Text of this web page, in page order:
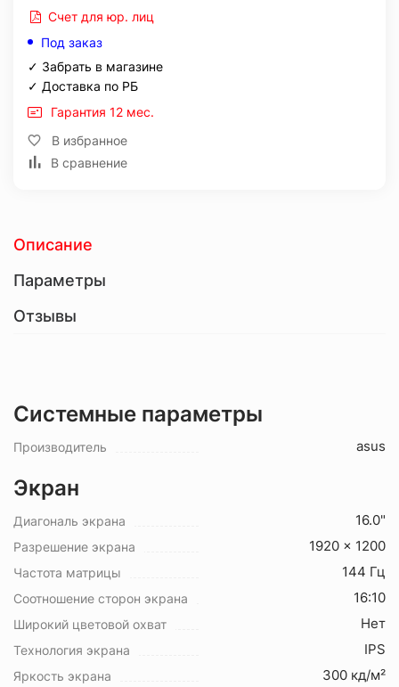
Счет для юр. лиц
Под заказ
✓ Забрать в магазине
✓ Доставка по РБ
Гарантия 12 мес.
В избранное
В сравнение
Описание
Параметры
Отзывы
Системные параметры
Производитель asus
Экран
Диагональ экрана 16.0"
Разрешение экрана 1920 x 1200
Частота матрицы 144 Гц
Соотношение сторон экрана 16:10
Широкий цветовой охват Нет
Технология экрана IPS
Яркость экрана 300 кд/м²